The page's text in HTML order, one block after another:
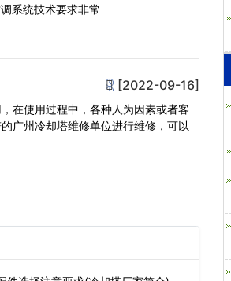
系统技术要求非常
[2022-09-16]
在使用过程中，各种人为因素或者客
广州冷却塔维修单位进行维修，可以